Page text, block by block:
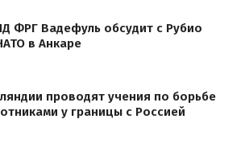
ФРГ Вадефуль обсудит с Рубио
в Анкаре
проводят учения по борьбе
у границы с Россией